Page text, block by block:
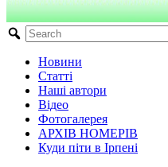
Новини
Статті
Наші автори
Відео
Фотогалерея
АРХІВ НОМЕРІВ
Куди піти в Ірпені